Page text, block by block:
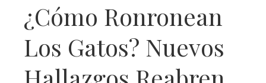
¿Cómo Ronronean
Los Gatos? Nuevos